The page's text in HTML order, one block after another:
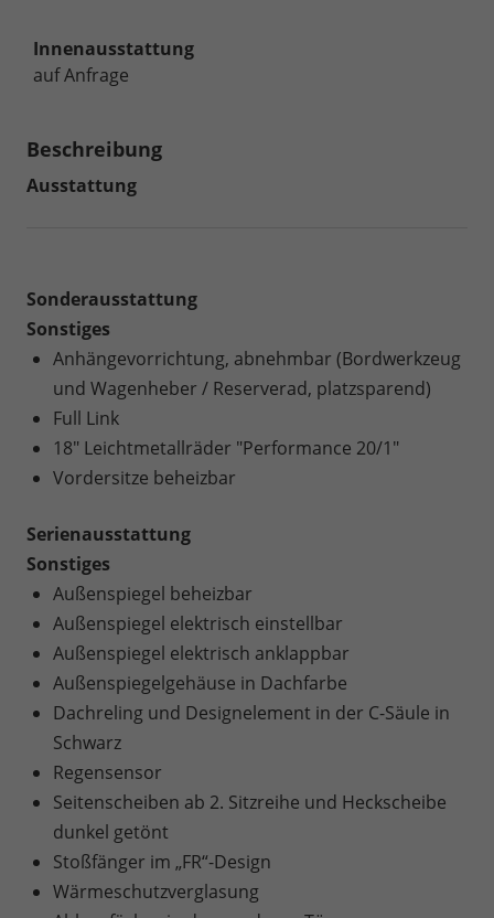
Innenausstattung
auf Anfrage
Beschreibung
Ausstattung
Sonderausstattung
Sonstiges
Anhängevorrichtung, abnehmbar (Bordwerkzeug
und Wagenheber / Reserverad, platzsparend)
Full Link
18" Leichtmetallräder "Performance 20/1"
Vordersitze beheizbar
Serienausstattung
Sonstiges
Außenspiegel beheizbar
Außenspiegel elektrisch einstellbar
Außenspiegel elektrisch anklappbar
Außenspiegelgehäuse in Dachfarbe
Dachreling und Designelement in der C-Säule in
Schwarz
Regensensor
Seitenscheiben ab 2. Sitzreihe und Heckscheibe
dunkel getönt
Stoßfänger im „FR“-Design
Wärmeschutzverglasung